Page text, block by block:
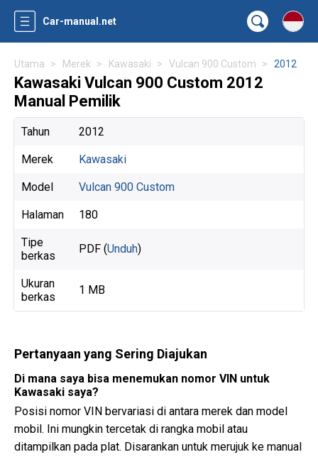
Car-manual.net
Utama Merek Kawasaki Vulcan 900 Custom 2012
Kawasaki Vulcan 900 Custom 2012
Manual Pemilik
Tahun 2012
Merek Kawasaki
Model Vulcan 900 Custom
Halaman 180
Tipe
berkas
PDF (Unduh)
Ukuran
berkas
1 MB
Pertanyaan yang Sering Diajukan
Di mana saya bisa menemukan nomor VIN untuk
Kawasaki saya?
Posisi nomor VIN bervariasi di antara merek dan model
mobil. Ini mungkin tercetak di rangka mobil atau
ditampilkan pada plat. Disarankan untuk merujuk ke manual